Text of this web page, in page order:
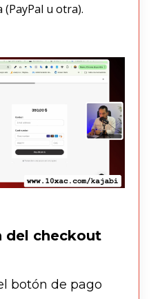
u otra).
del checkout
botón de pago